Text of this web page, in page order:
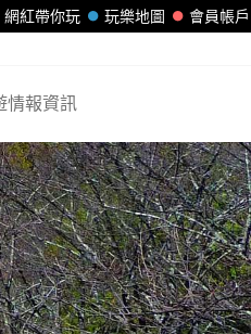
會員帳戶
玩樂地圖
網紅帶你玩
情報資訊